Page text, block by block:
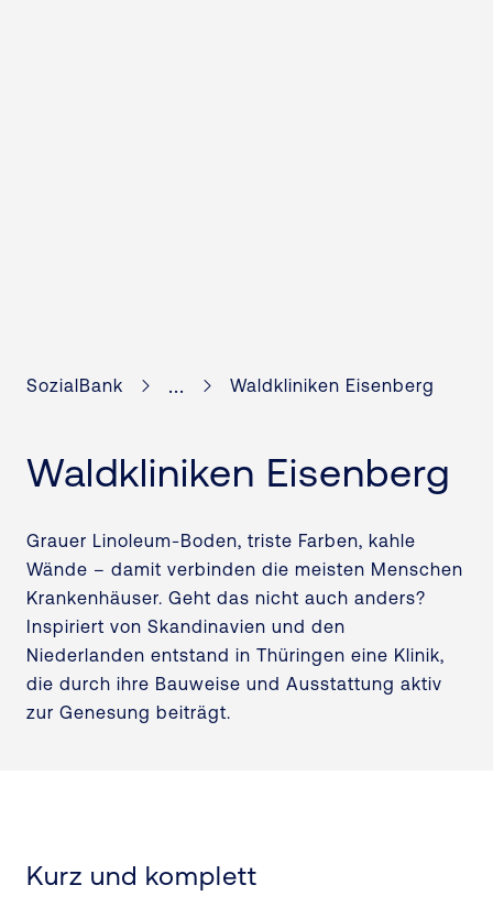
SozialBank ... Waldkliniken Eisenberg
Waldkliniken Eisenberg
Grauer Linoleum-Boden, triste Farben, kahle
Wände – damit verbinden die meisten Menschen
Krankenhäuser. Geht das nicht auch anders?
Inspiriert von Skandinavien und den
Niederlanden entstand in Thüringen eine Klinik,
die durch ihre Bauweise und Ausstattung aktiv
zur Genesung beiträgt.
Kurz und komplett